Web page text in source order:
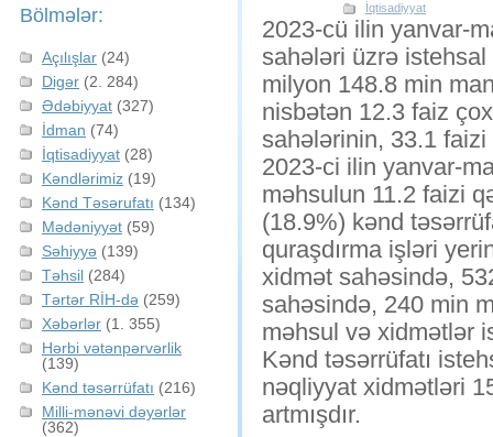
Bölmələr:
Açılışlar (24)
Digər (2. 284)
Ədəbiyyat (327)
İdman (74)
İqtisadiyyat (28)
Kəndlərimiz (19)
Kənd Təsərufatı (134)
Mədəniyyət (59)
Səhiyyə (139)
Təhsil (284)
Tərtər RİH-də (259)
Xəbərlər (1. 355)
Hərbi vətənpərvərlik
(139)
Kənd təsərrüfatı (216)
Milli-mənəvi dəyərlər
(362)
İqtisadiyyat
2023-cü ilin yanvar-
sahələri üzrə
milyon 148.8 min
nisbətən 12.3 faiz
sahələrinin, 33.1
2023-ci ilin yanvar-
məhsulun 11.2 faizi
(18.9%) kənd
quraşdırma işləri
xidmət sahəsində,
sahəsində, 240 min
məhsul və xidmətlər
Kənd təsərrüfatı
nəqliyyat xidmətləri
artmışdır.